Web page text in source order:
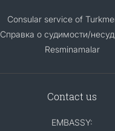
Consular service of
Справка о судимости/
Resminamalar
Contact us
EMBASSY: